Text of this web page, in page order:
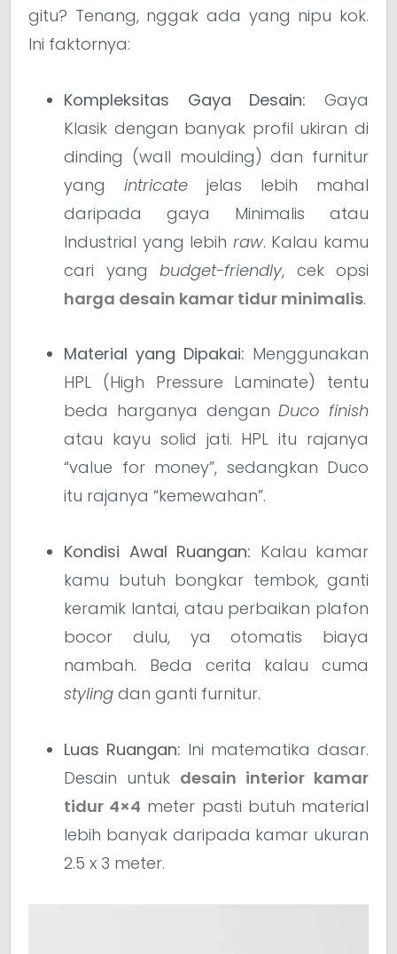
gitu? Tenang, nggak ada yang nipu kok.
Ini faktornya:
Kompleksitas Gaya Desain: Gaya
Klasik dengan banyak profil ukiran di
dinding (wall moulding) dan furnitur
yang intricate jelas lebih mahal
daripada gaya Minimalis atau
Industrial yang lebih raw. Kalau kamu
cari yang budget-friendly, cek opsi
harga desain kamar tidur minimalis.
Material yang Dipakai: Menggunakan
HPL (High Pressure Laminate) tentu
beda harganya denganDuco finish
atau kayu solid jati. HPL itu rajanya
“value for money”, sedangkan Duco
itu rajanya “kemewahan”.
Kondisi Awal Ruangan: Kalau kamar
kamu butuh bongkar tembok, ganti
keramik lantai, atau perbaikan plafon
bocor dulu, ya otomatis biaya
nambah. Beda cerita kalau cuma
styling dan ganti furnitur.
Luas Ruangan: Ini matematika dasar.
Desain untuk desain interior kamar
tidur 4×4 meter pasti butuh material
lebih banyak daripada kamar ukuran
2.5 x 3 meter.